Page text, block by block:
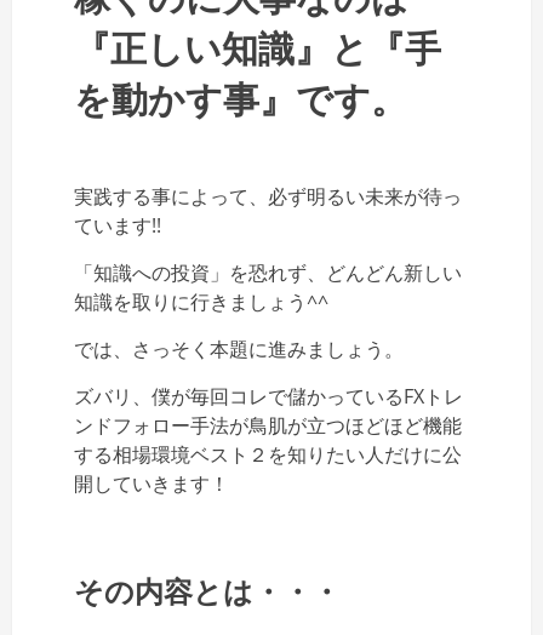
『正しい知識』と『手
を動かす事』です。
実践する事によって、必ず明るい未来が待っ
ています!!
「知識への投資」を恐れず、どんどん新しい
知識を取りに行きましょう^^
では、さっそく本題に進みましょう。
ズバリ、僕が毎回コレで儲かっているFXトレ
ンドフォロー手法が鳥肌が立つほどほど機能
する相場環境ベスト２を知りたい人だけに公
開していきます！
その内容とは・・・